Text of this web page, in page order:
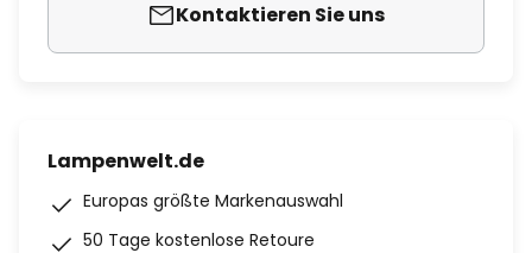
Kontaktieren Sie uns
Lampenwelt.de
Europas größte Markenauswahl
50 Tage kostenlose Retoure